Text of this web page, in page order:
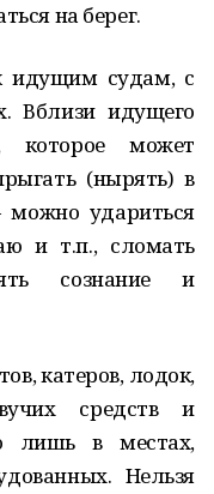
на берег.
идущим судам, с
Вблизи идущего
которое может
(нырять) в
можно удариться
и т.п., сломать
сознание и
катеров, лодок,
средств и
лишь в местах,
Нельзя